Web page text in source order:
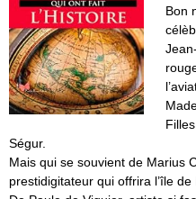
Bon
Ségur.
Mais qui se souvient de Marius
prestidigitateur qui offrira l’île